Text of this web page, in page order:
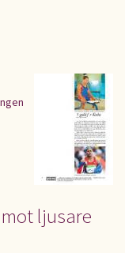
ljusare